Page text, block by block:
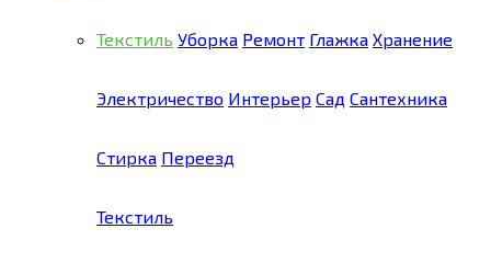
Текстиль Уборка Ремонт Глажка Хранение
Электричество Интерьер Сад Сантехника
Стирка Переезд
Текстиль